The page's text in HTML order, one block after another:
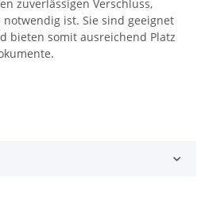
zuverlässigen Verschluss,
ist. Sie sind geeignet
bieten somit ausreichend Platz